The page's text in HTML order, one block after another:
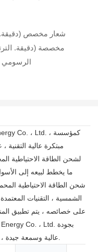
الرسومي
مبتكرة عالية التقنية
ما يخطط لبيعه إلى
الشمسية ، التقنيات
على خصائصه ، يتم تطبيق